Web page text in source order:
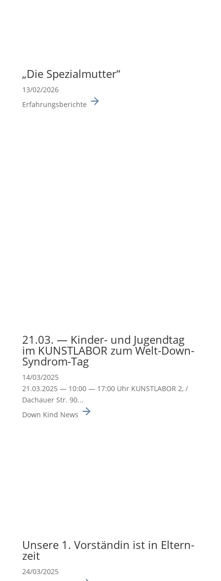
„Die Spezi­al­mutter“
13/02/2026
Erfahrungsberichte
21.03. — Kinder- und Jugendtag
im KUNSTLABOR zum Welt-Down-
Syndrom-Tag
14/03/2025
21.03.2025 — 10:00 — 17:00 Uhr KUNSTLABOR 2, /
Dachauer Str. 90...
Down Kind News
Unsere 1. Vorständin ist in Eltern­
zeit
24/03/2025